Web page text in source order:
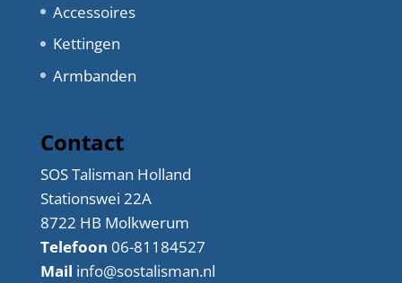
Accessoires
Kettingen
Armbanden
Contact
SOS Talisman Holland
Stationswei 22A
8722 HB Molkwerum
Telefoon 06-81184527
Mail info@sostalisman.nl